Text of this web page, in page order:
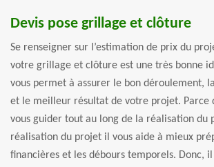
Devis pose grillage et clôture
Se renseigner sur l’estimation de prix du
votre grillage et clôture est une très bonne
vous permet à assurer le bon déroulement,
et le meilleur résultat de votre projet. Parce
vous guider tout au long de la réalisation du
réalisation du projet il vous aide à mieux
financières et les débours temporels. Donc,